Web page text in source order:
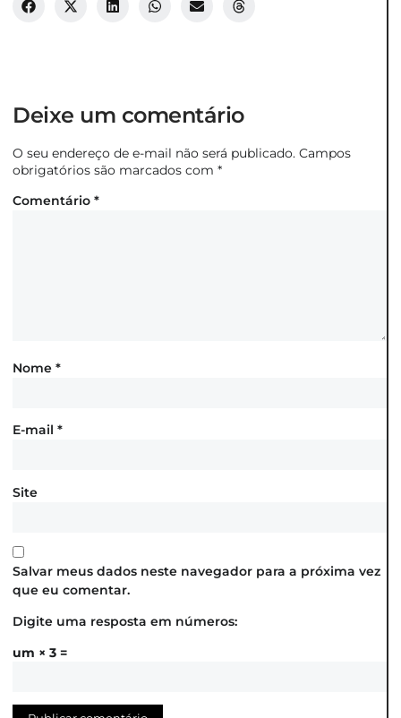
Deixe um comentário
O seu endereço de e-mail não será publicado. Campos
obrigatórios são marcados com *
Comentário *
Nome *
E-mail *
Site
Salvar meus dados neste navegador para a próxima vez
que eu comentar.
Digite uma resposta em números:
um × 3 =